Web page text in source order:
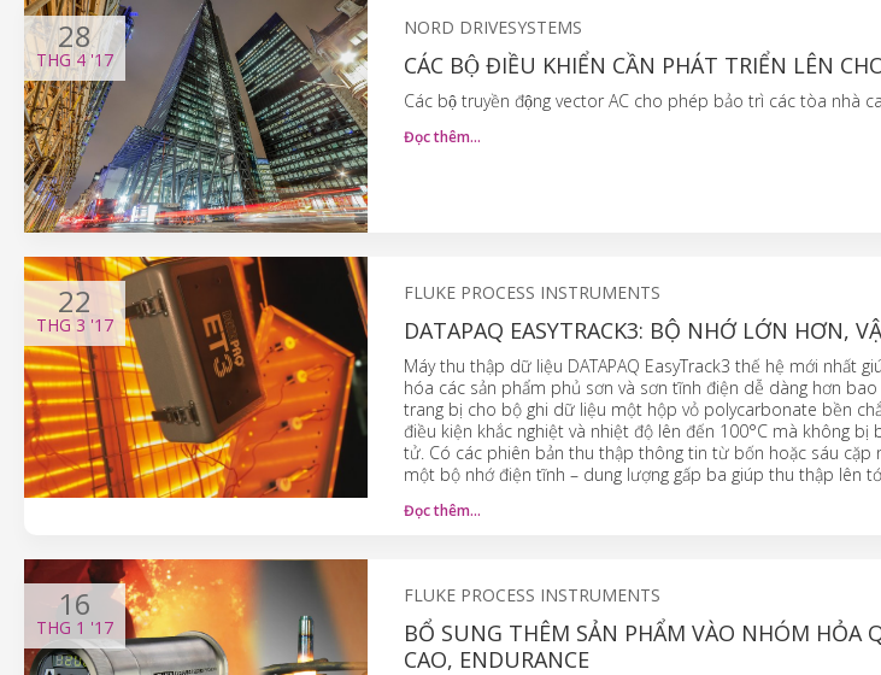
28
THG 4'17
NORD DRIVESYSTEMS
CÁC BỘ ĐIỀU KHIỂN CẦN PHÁT TRIỂN LÊN
Các bộ truyền động vector AC cho phép bảo trì các tòa nhà
Đọc thêm…
22
THG 3 '17
FLUKE PROCESS INSTRUMENTS
DATAPAQ EASYTRACK3: BỘ NHỚ LỚN HƠN,
Máy thu thập dữ liệu DATAPAQ EasyTrack3 thế hệ mới nhất
hóa các sản phẩm phủ sơn và sơn tĩnh điện dễ dàng hơn
trang bị cho bộ ghi dữ liệu một hộp vỏ polycarbonate bền
điều kiện khắc nghiệt và nhiệt độ lên đến 100°C mà không
tử. Có các phiên bản thu thập thông tin từ bốn hoặc sáu
một bộ nhớ điện tĩnh – dung lượng gấp ba giúp thu thập lên
Đọc thêm…
16
THG 1 '17
FLUKE PROCESS INSTRUMENTS
BỔ SUNG THÊM SẢN PHẨM VÀO NHÓM HỎA
CAO, ENDURANCE